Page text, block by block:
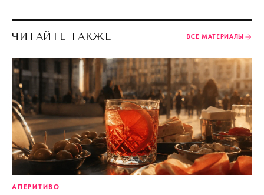
ЧИТАЙТЕ ТАКЖЕ ВСЕ МАТЕРИАЛЫ
АПЕРИТИВО